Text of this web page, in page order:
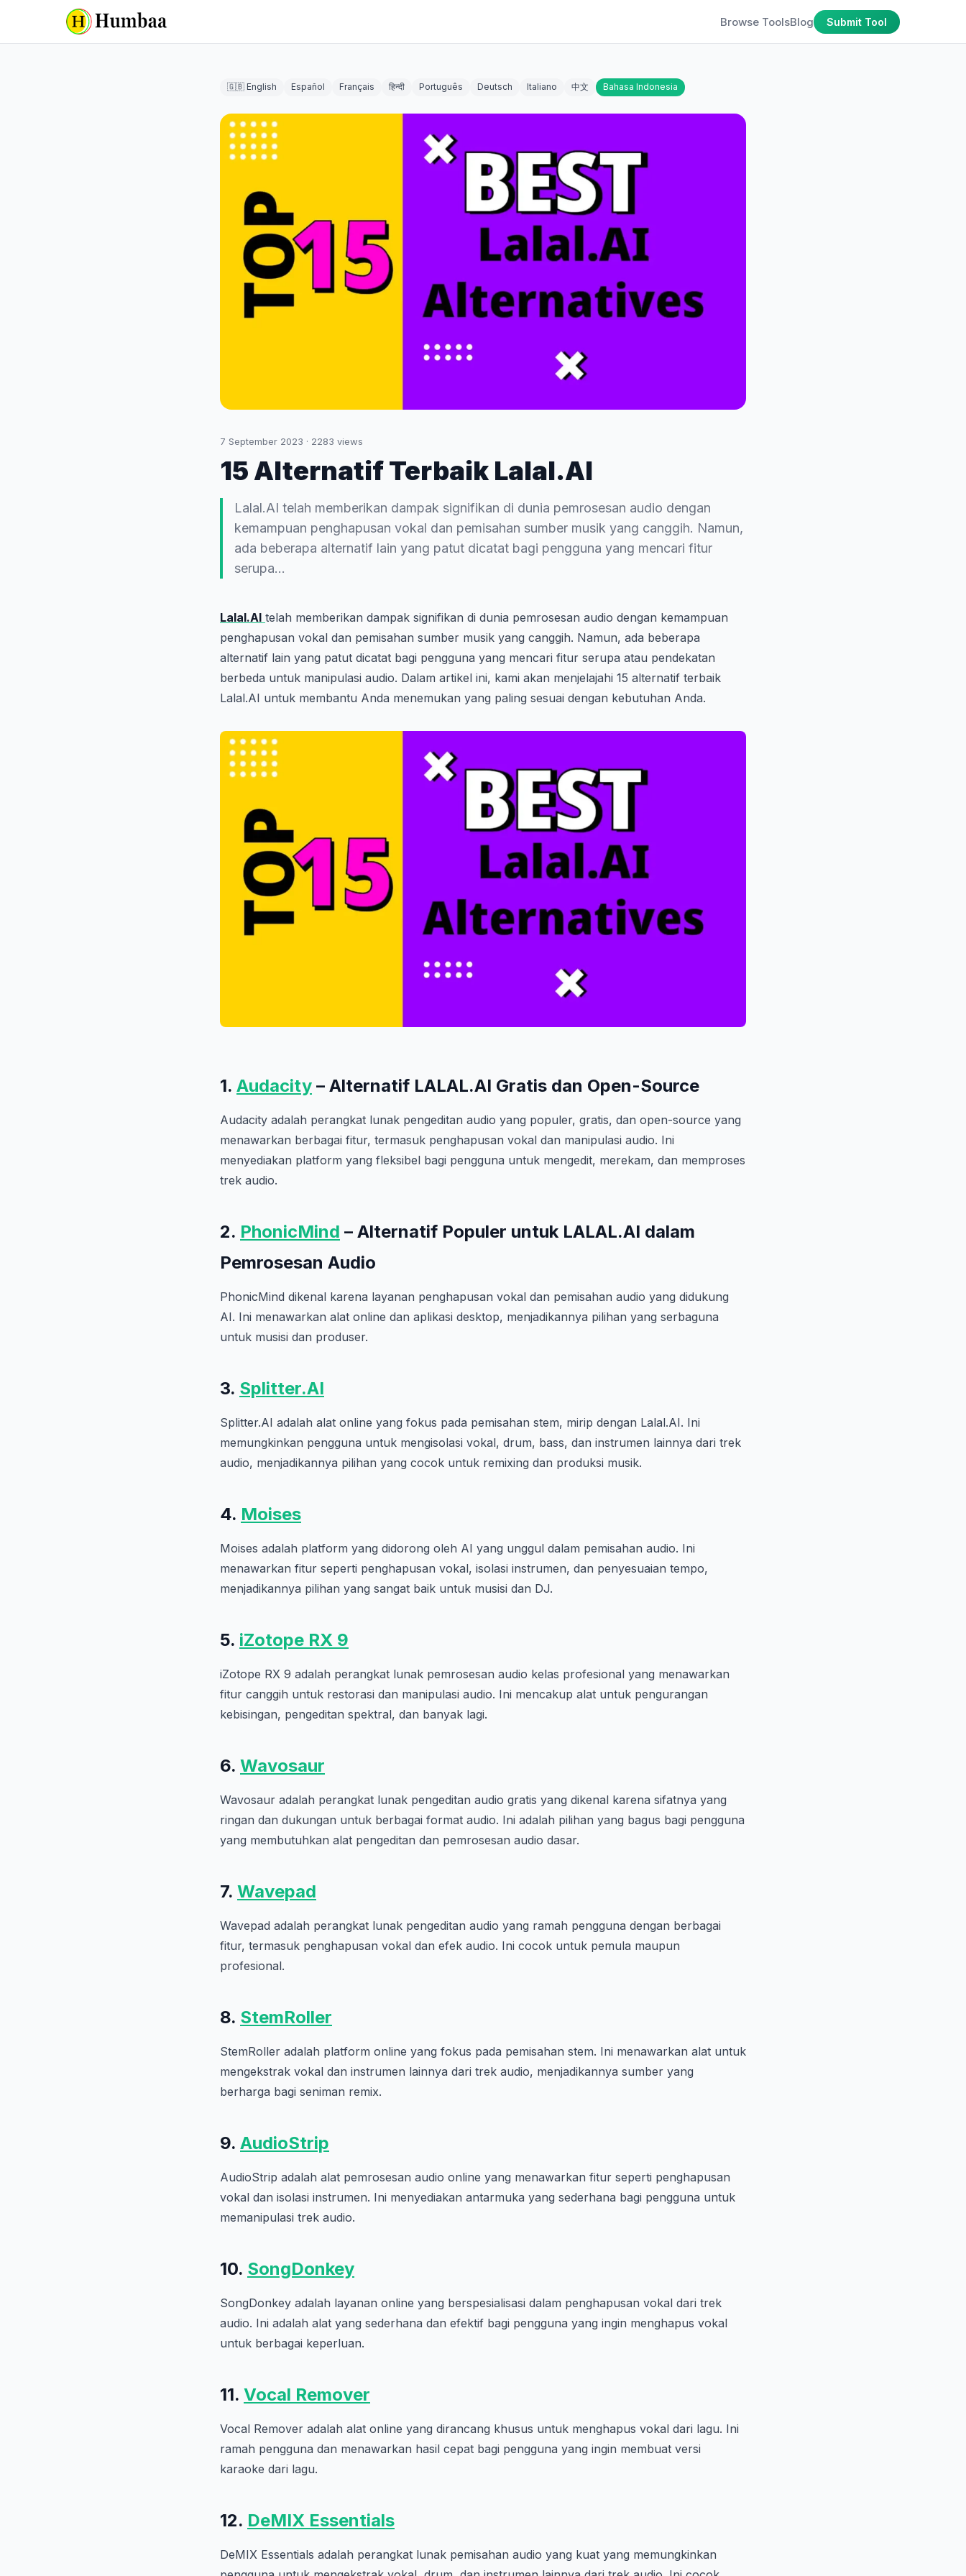
Browse ToolsBlog Submit Tool
🇬🇧 English Español Français हिन्दी Português Deutsch Italiano 中文 Bahasa Indonesia
7 September 2023 · 2283 views
15 Alternatif Terbaik Lalal.AI
Lalal.AI telah memberikan dampak signifikan di dunia pemrosesan audio dengan
kemampuan penghapusan vokal dan pemisahan sumber musik yang canggih. Namun,
ada beberapa alternatif lain yang patut dicatat bagi pengguna yang mencari fitur
serupa...
Lalal.AI telah memberikan dampak signifikan di dunia pemrosesan audio dengan kemampuan
penghapusan vokal dan pemisahan sumber musik yang canggih. Namun, ada beberapa
alternatif lain yang patut dicatat bagi pengguna yang mencari fitur serupa atau pendekatan
berbeda untuk manipulasi audio. Dalam artikel ini, kami akan menjelajahi 15 alternatif terbaik
Lalal.AI untuk membantu Anda menemukan yang paling sesuai dengan kebutuhan Anda.
1. Audacity – Alternatif LALAL.AI Gratis dan Open-Source
Audacity adalah perangkat lunak pengeditan audio yang populer, gratis, dan open-source yang
menawarkan berbagai fitur, termasuk penghapusan vokal dan manipulasi audio. Ini
menyediakan platform yang fleksibel bagi pengguna untuk mengedit, merekam, dan memproses
trek audio.
2. PhonicMind – Alternatif Populer untuk LALAL.AI dalam
Pemrosesan Audio
PhonicMind dikenal karena layanan penghapusan vokal dan pemisahan audio yang didukung
AI. Ini menawarkan alat online dan aplikasi desktop, menjadikannya pilihan yang serbaguna
untuk musisi dan produser.
3. Splitter.AI
Splitter.AI adalah alat online yang fokus pada pemisahan stem, mirip dengan Lalal.AI. Ini
memungkinkan pengguna untuk mengisolasi vokal, drum, bass, dan instrumen lainnya dari trek
audio, menjadikannya pilihan yang cocok untuk remixing dan produksi musik.
4. Moises
Moises adalah platform yang didorong oleh AI yang unggul dalam pemisahan audio. Ini
menawarkan fitur seperti penghapusan vokal, isolasi instrumen, dan penyesuaian tempo,
menjadikannya pilihan yang sangat baik untuk musisi dan DJ.
5. iZotope RX 9
iZotope RX 9 adalah perangkat lunak pemrosesan audio kelas profesional yang menawarkan
fitur canggih untuk restorasi dan manipulasi audio. Ini mencakup alat untuk pengurangan
kebisingan, pengeditan spektral, dan banyak lagi.
6. Wavosaur
Wavosaur adalah perangkat lunak pengeditan audio gratis yang dikenal karena sifatnya yang
ringan dan dukungan untuk berbagai format audio. Ini adalah pilihan yang bagus bagi pengguna
yang membutuhkan alat pengeditan dan pemrosesan audio dasar.
7. Wavepad
Wavepad adalah perangkat lunak pengeditan audio yang ramah pengguna dengan berbagai
fitur, termasuk penghapusan vokal dan efek audio. Ini cocok untuk pemula maupun
profesional.
8. StemRoller
StemRoller adalah platform online yang fokus pada pemisahan stem. Ini menawarkan alat untuk
mengekstrak vokal dan instrumen lainnya dari trek audio, menjadikannya sumber yang
berharga bagi seniman remix.
9. AudioStrip
AudioStrip adalah alat pemrosesan audio online yang menawarkan fitur seperti penghapusan
vokal dan isolasi instrumen. Ini menyediakan antarmuka yang sederhana bagi pengguna untuk
memanipulasi trek audio.
10. SongDonkey
SongDonkey adalah layanan online yang berspesialisasi dalam penghapusan vokal dari trek
audio. Ini adalah alat yang sederhana dan efektif bagi pengguna yang ingin menghapus vokal
untuk berbagai keperluan.
11. Vocal Remover
Vocal Remover adalah alat online yang dirancang khusus untuk menghapus vokal dari lagu. Ini
ramah pengguna dan menawarkan hasil cepat bagi pengguna yang ingin membuat versi
karaoke dari lagu.
12. DeMIX Essentials
DeMIX Essentials adalah perangkat lunak pemisahan audio yang kuat yang memungkinkan